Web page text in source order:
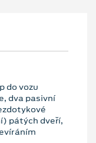
do vozu
dva pasivní
pátých dveří,